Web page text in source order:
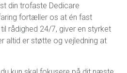
din trofaste Dedicare
fortæller os at én fast
rådighed 24/7, giver en styrket
altid er støtte og vejledning at